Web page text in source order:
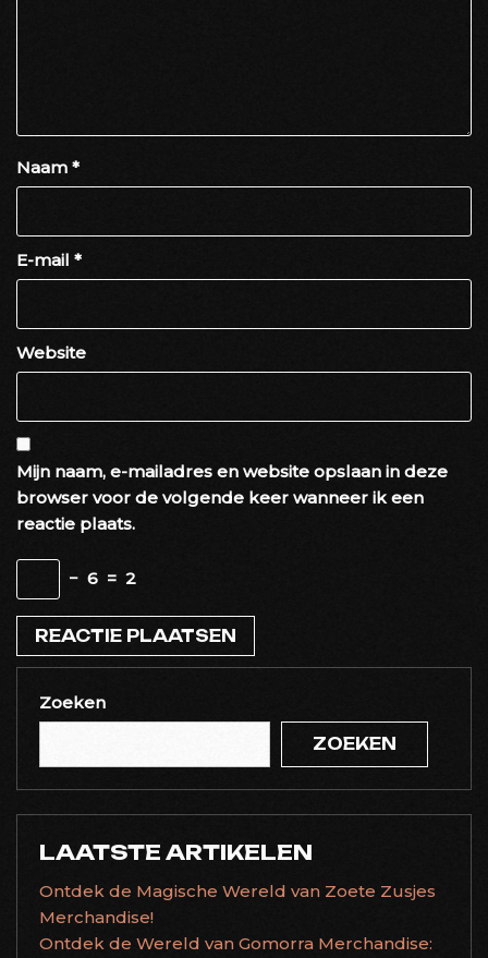
Naam *
E-mail *
Website
Mijn naam, e-mailadres en website opslaan in deze
browser voor de volgende keer wanneer ik een
reactie plaats.
− 6 = 2
Zoeken
ZOEKEN
LAATSTE ARTIKELEN
Ontdek de Magische Wereld van Zoete Zusjes
Merchandise!
Ontdek de Wereld van Gomorra Merchandise: